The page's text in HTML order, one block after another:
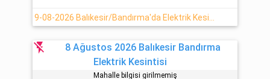
flash_off
8 Ağustos 2026 Balıkesir Bandırma
Elektrik Kesintisi
Mahalle bilgisi girilmemiş